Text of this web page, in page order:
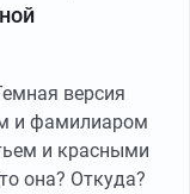
версия
и фамилиаром
и красными
она? Откуда?